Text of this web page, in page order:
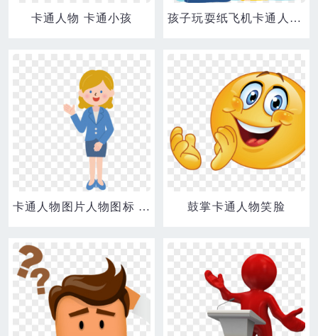
卡通人物 卡通小孩 孩子玩耍纸飞机卡通人物插画
卡通人物图片人物图标 卡通讲师 鼓掌卡通人物笑脸